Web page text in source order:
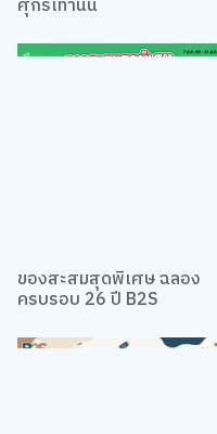
ต่อ! เฉพาะช้อปวันจันทร์ -
ศุกร์เท่านั้น
ของสะสมสุดพิเศษ ฉลอง
ครบรอบ 26 ปี B2S